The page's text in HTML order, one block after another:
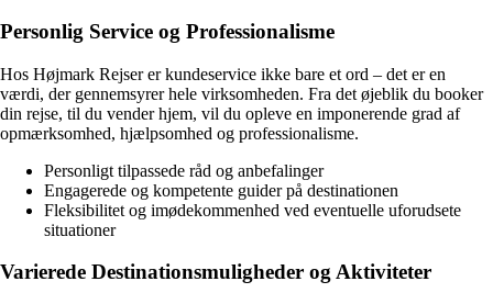
Personlig Service og Professionalisme
Hos Højmark Rejser er kundeservice ikke bare et ord – det er en
værdi, der gennemsyrer hele virksomheden. Fra det øjeblik du booker
din rejse, til du vender hjem, vil du opleve en imponerende grad af
opmærksomhed, hjælpsomhed og professionalisme.
Personligt tilpassede råd og anbefalinger
Engagerede og kompetente guider på destinationen
Fleksibilitet og imødekommenhed ved eventuelle uforudsete
situationer
Varierede Destinationsmuligheder og Aktiviteter